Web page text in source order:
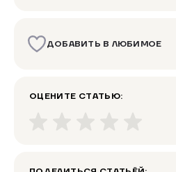
ДОБАВИТЬ В ЛЮБИМОЕ
ОЦЕНИТЕ СТАТЬЮ: